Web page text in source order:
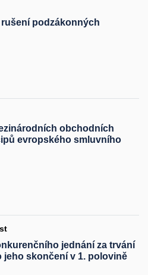
podzákonných
obchodních
evropského smluvního
jednání za trvání
jeho skončení v 1. polovině